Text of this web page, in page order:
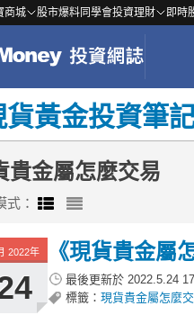
商城 股市爆料同學會投資理財 即時
貨黃金投資筆
貴金屬怎麼交易
式：
2022年 《現貨貴金屬
最後更新於 2022.5.24
標籤： 現貨貴金屬怎麼